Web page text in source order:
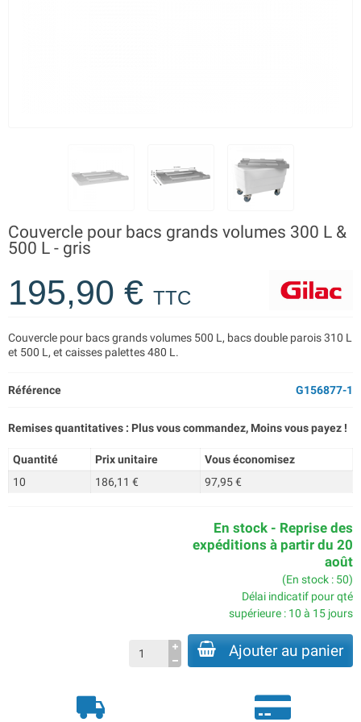
Couvercle pour bacs grands volumes 300 L &
500 L - gris
195,90 € TTC
Couvercle pour bacs grands volumes 500 L, bacs double parois 310 L
et 500 L, et caisses palettes 480 L.
Référence G156877-1
Remises quantitatives : Plus vous commandez, Moins vous payez !
Quantité Prix unitaire
Vous économisez
10
186,11 € 97,95 €
En stock - Reprise des
expéditions à partir du 20
août
(En stock : 50)
Délai indicatif pour qté
supérieure : 10 à 15 jours
Ajouter au panier